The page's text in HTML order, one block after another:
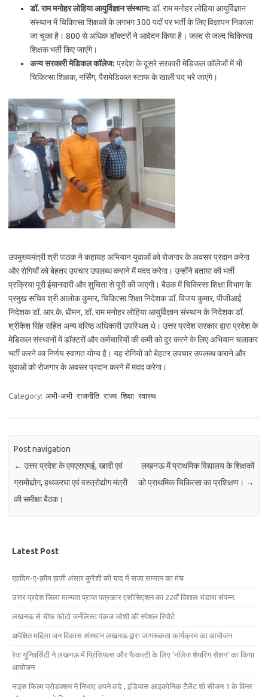
डॉ. राम मनोहर लोहिया आयुर्विज्ञान संस्थान: डॉ. राम मनोहर लोहिया आयुर्विज्ञान
संस्थान में चिकित्सा शिक्षकों के लगभग 300 पदों पर भर्ती के लिए विज्ञापन निकाला
जा चुका है। 800 से अधिक डॉक्टरों ने आवेदन किया है। जल्द से जल्द चिकित्सा
शिक्षक भर्ती किए जाएंगे।
अन्य सरकारी मेडिकल कॉलेज: प्रदेश के दूसरे सरकारी मेडिकल कॉलेजों में भी
चिकित्सा शिक्षक, नर्सिंग, पैरामेडिकल स्टाफ के खाली पद भरे जाएंगे।
उपमुख्यमंत्री श्री पाठक ने कहायह अभियान युवाओं को रोजगार के अवसर प्रदान करेगा
और रोगियों को बेहतर उपचार उपलब्ध कराने में मदद करेगा। उन्होंने बताया की भर्ती
प्रक्रिया पूरी ईमानदारी और शुचिता से पूरी की जाएगी। बैठक में चिकित्सा शिक्षा विभाग के
प्रमुख सचिव श्री आलोक कुमार, चिकित्सा शिक्षा निदेशक डॉ. विजय कुमार, पीजीआई
निदेशक डॉ. आर.के. धीमन, डॉ. राम मनोहर लोहिया आयुर्विज्ञान संस्थान के निदेशक डॉ.
श्रीकेश सिंह सहित अन्य वरिष्ठ अधिकारी उपस्थित थे। उत्तर प्रदेश सरकार द्वारा प्रदेश के
मेडिकल संस्थानों में डॉक्टरों और कर्मचारियों की कमी को दूर करने के लिए अभियान चलाकर
भर्ती करने का निर्णय स्वागत योग्य है। यह रोगियों को बेहतर उपचार उपलब्ध कराने और
युवाओं को रोजगार के अवसर प्रदान करने में मदद करेगा।
Category: अभी-अभी राजनीति राज्य शिक्षा स्वास्थ
Post navigation
← उत्तर प्रदेश के एमएसएमई, खादी एवं
ग्रामोद्योग, हथकरघा एवं वस्त्रोद्योग मंत्री
की समीक्षा बैठक।
लखनऊ में प्राथमिक विद्यालय के शिक्षकों
को प्राथमिक चिकित्सा का प्रशिक्षण। →
Latest Post
ख़ादिम-ए-क़ौम हाजी अंसार कुरैशी की याद में सजा सम्मान का मंच
उत्तर प्रदेश जिला मान्यता प्राप्त पत्रकार एसोसिएशन का 22वाँ विशाल भंडारा संपन्न.
लखनऊ से चीफ फोटो जर्नलिस्ट पंकज जोशी की स्पेशल रिपोर्ट
अपेक्षित महिला जन विकास संस्थान लखनऊ द्वारा जागरूकता कार्यक्रम का आयोजन
रेवा यूनिवर्सिटी ने लखनऊ में प्रिंसिपल्स और फैकल्टी के लिए ‘नॉलेज शेयरिंग सेशन’ का किया
आयोजन
नाइस फिल्म प्रोडक्शन ने निभाए अपने वादे , इंडियास आइकोनिक टैलेंट शो सीजन 1 के विनर